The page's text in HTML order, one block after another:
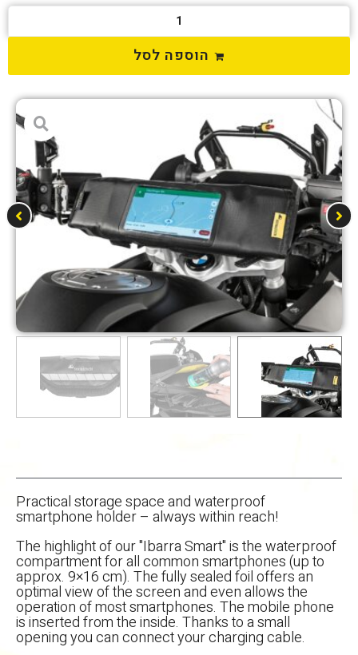
הוספה לסל
Practical storage space and waterproof
smartphone holder – always within reach!
The highlight of our "Ibarra Smart" is the waterproof
compartment for all common smartphones (up to
approx. 9×16 cm). The fully sealed foil offers an
optimal view of the screen and even allows the
operation of most smartphones. The mobile phone
is inserted from the inside. Thanks to a small
opening you can connect your charging cable.